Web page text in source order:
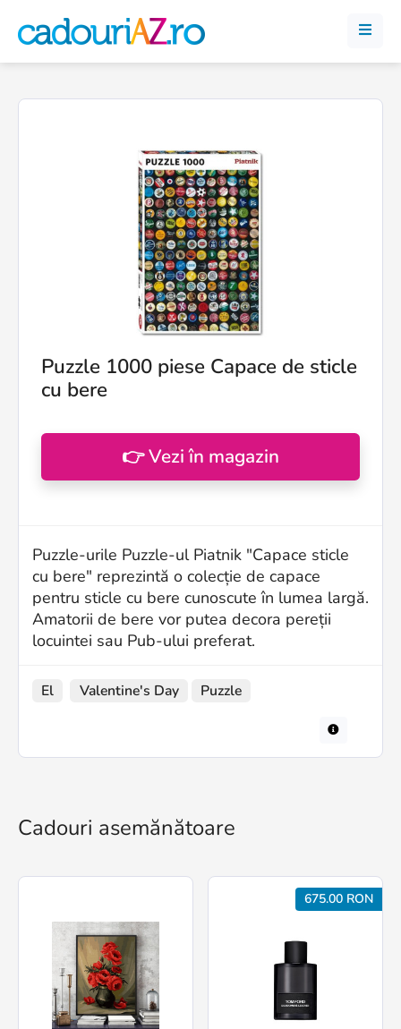
Puzzle 1000 piese Capace de sticle
cu bere
👉 Vezi în magazin
Puzzle-urile Puzzle-ul Piatnik "Capace sticle
cu bere" reprezintă o colecție de capace
pentru sticle cu bere cunoscute în lumea largă.
Amatorii de bere vor putea decora pereții
locuintei sau Pub-ului preferat.
El Valentine's Day Puzzle
Cadouri asemănătoare
675.00 RON